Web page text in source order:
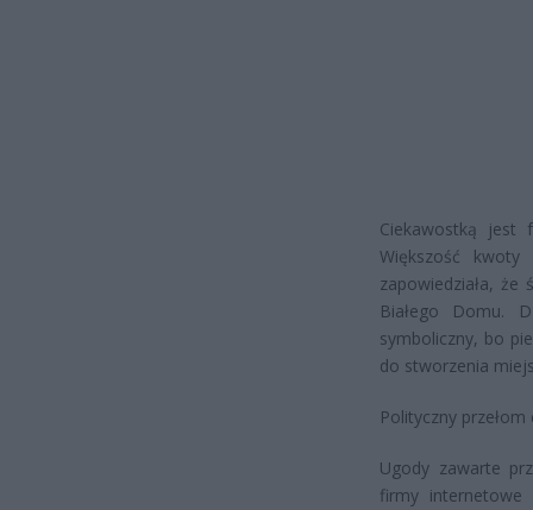
Ciekawostką jest
Większość
zapowiedziała,
Białego Domu.
symboliczny, bo
do stworzenia
Polityczny
Ugody zawarte
firmy internetowe